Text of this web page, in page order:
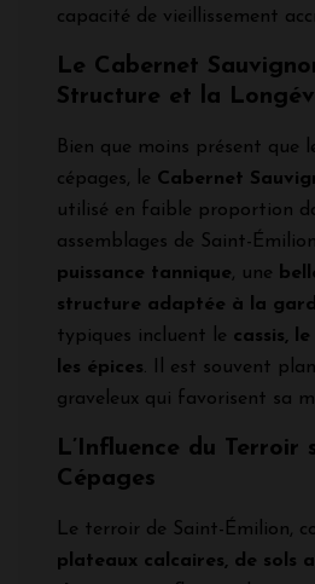
capacité de vieillissement
Le Cabernet
Structure et la
Bien que moins présent que
cépages, le Cabernet
utilisé en faible proportion
assemblages de Saint-
puissance tannique, une
structure adaptée à la
typiques incluent le cassis,
les épices. Il est souvent
graveleux qui favorisent sa
L’Influence du Terroir
Cépages
Le terroir de Saint-Émilion,
plateaux calcaires, de sols